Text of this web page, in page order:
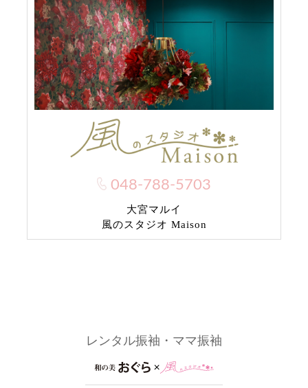
048-788-5703
大宮マルイ
風のスタジオ Maison
レンタル振袖・ママ振袖